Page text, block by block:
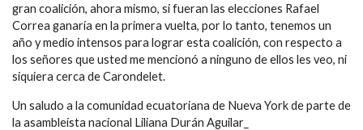
gran coalición, ahora mismo, si fueran las elecciones Rafael
Correa ganaría en la primera vuelta, por lo tanto, tenemos un
año y medio intensos para lograr esta coalición, con respecto a
los señores que usted me mencionó a ninguno de ellos les veo, ni
siquiera cerca de Carondelet.
Un saludo a la comunidad ecuatoriana de Nueva York de parte de
la asambleísta nacional Liliana Durán Aguilar_